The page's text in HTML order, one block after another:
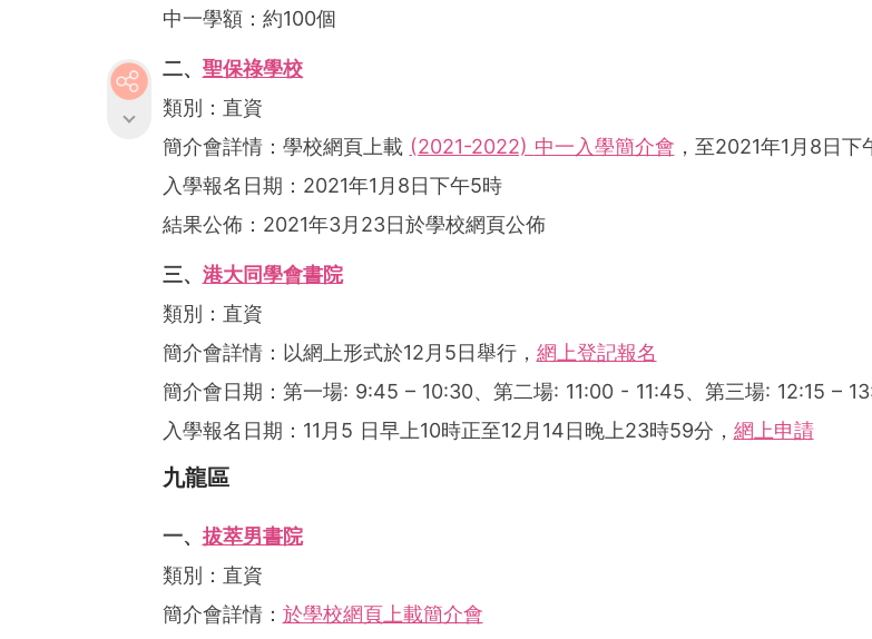
中一學額：約100個
二、 聖保祿學校
類別：直資
簡介會詳情：學校網頁上載 (2021-2022) 中一入學簡介會 ，至2021年1月8日下
入學報名日期：2021年1月8日下午5時
結果公佈：2021年3月23日於學校網頁公佈
三、 港大同學會書院
類別：直資
簡介會詳情：以網上形式於12月5日舉行， 網上登記報名
簡介會日期：第一場: 9:45 – 10:30、第二場: 11:00 - 11:45、第三場: 12:15 –
入學報名日期：11月5 日早上10時正至12月14日晚上23時59分， 網上申請
九龍區
一、 拔萃男書院
類別：直資
簡介會詳情： 於學校網頁上載簡介會